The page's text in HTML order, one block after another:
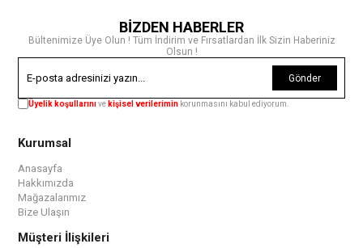
BİZDEN HABERLER
Bültenimize Üye Olun ! Tüm İndirim ve Fırsatlardan İlk Sizin Haberiniz
Olsun !
Gönder
Üyelik koşullarınıve kişisel verilerimin korunmasını kabul ediyorum.
Kurumsal
Anasayfa
Hakkımızda
Mağazalarımız
Bize Ulaşın
Müşteri İlişkileri